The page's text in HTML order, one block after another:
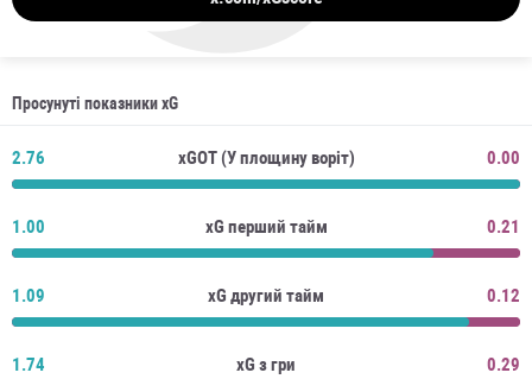
Просунуті показники xG
2.76 xGOT (У площину воріт) 0.00
1.00 xG перший тайм 0.21
1.09 xG другий тайм 0.12
1.74 xG з гри 0.29